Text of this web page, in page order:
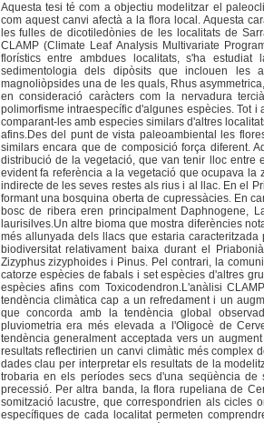
Aquesta tesi té com a objectiu modelitzar el
com aquest canvi afectà a la flora local. Aquesta
les fulles de dicotiledònies de les localitats de
CLAMP (Climate Leaf Analysis Multivariate
florístics entre ambdues localitats, s'ha
sedimentologia dels dipòsits que inclouen les
magnoliòpsides una de les quals, Rhus
en consideració caràcters com la nervadura
polimorfisme intraespecífic d'algunes espècies. Tot
comparant-les amb especies similars d'altres
afins.Des del punt de vista paleoambiental les
similars encara que de composició força diferent.
distribució de la vegetació, que van tenir lloc
evident fa referència a la vegetació que ocupava
indirecte de les seves restes als rius i al llac. En el
formant una bosquina oberta de cupressàcies. En
bosc de ribera eren principalment Daphnogene,
laurisilves.Un altre bioma que mostra diferències
més allunyada dels llacs que estaria
biodiversitat relativament baixa durant el
Zizyphus zizyphoides i Pinus. Pel contrari, la
catorze espècies de fabals i set espècies d'altres
espècies afins com Toxicodendron.L'anàlisi
tendència climàtica cap a un refredament i un
que concorda amb la tendència global
pluviometria era més elevada a l'Oligocè de
tendència generalment acceptada vers un
resultats reflectirien un canvi climàtic més complex
dades clau per interpretar els resultats de la
trobaria en els períodes secs d'una seqüència de
precessió. Per altra banda, la flora rupeliana de
somització lacustre, que correspondrien als cicles
específiques de cada localitat permeten